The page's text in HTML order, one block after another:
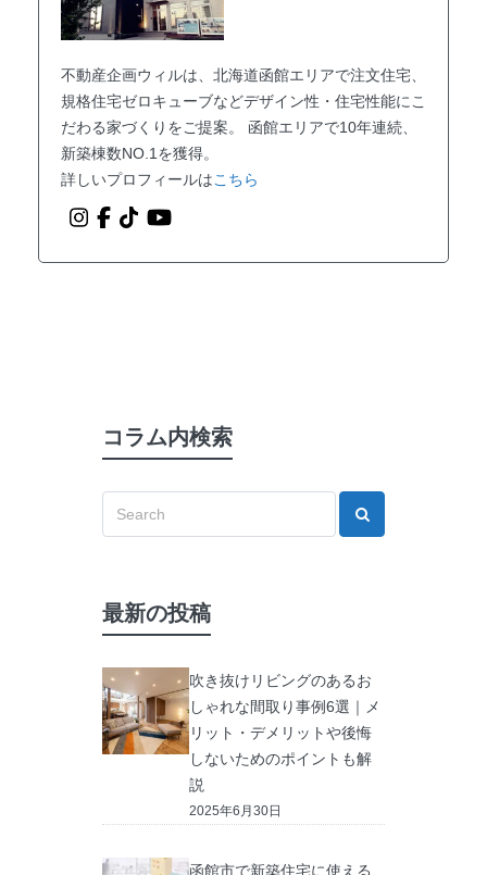
不動産企画ウィルは、北海道函館エリアで注文住宅、
規格住宅ゼロキューブなどデザイン性・住宅性能にこ
だわる家づくりをご提案。 函館エリアで10年連続、
新築棟数NO.1を獲得。
詳しいプロフィールはこちら
コラム内検索
最新の投稿
吹き抜けリビングのあるお
しゃれな間取り事例6選｜メ
リット・デメリットや後悔
しないためのポイントも解
説
2025年6月30日
函館市で新築住宅に使える